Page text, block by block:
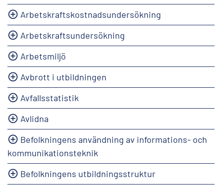
Arbetskraftskostnadsundersökning
Arbetskraftsundersökning
Arbetsmiljö
Avbrott i utbildningen
Avfallsstatistik
Avlidna
Befolkningens användning av informations- och
kommunikationsteknik
Befolkningens utbildningsstruktur